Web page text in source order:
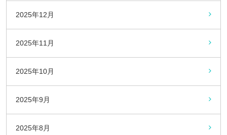
2025年12月
2025年11月
2025年10月
2025年9月
2025年8月